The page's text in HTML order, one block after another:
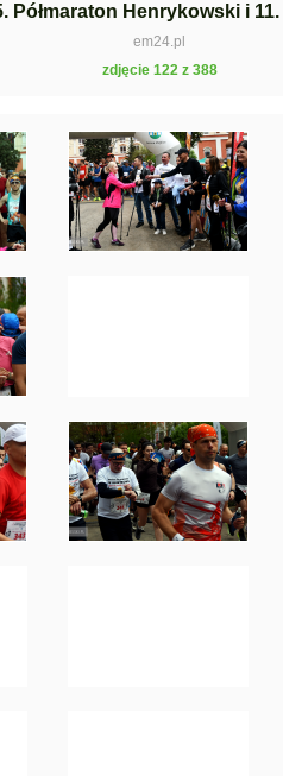
Półmaraton Henrykowski i
em24.pl
zdjęcie 122 z 388